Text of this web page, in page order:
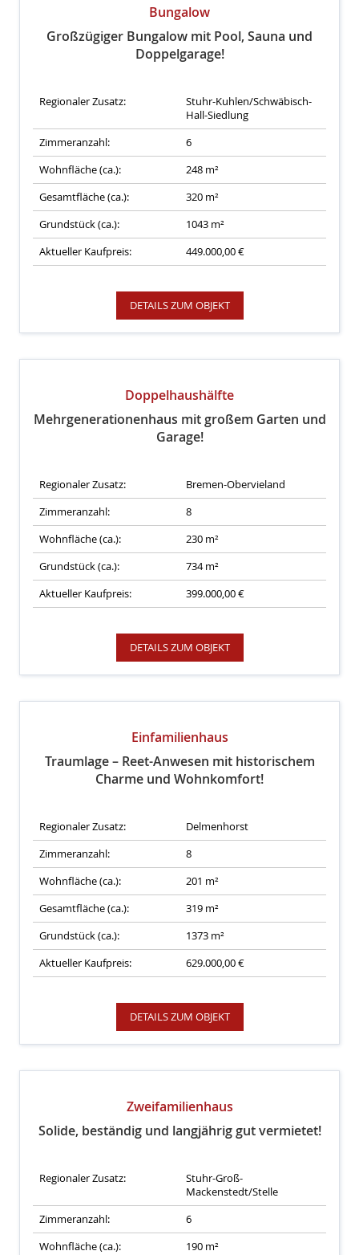
Bungalow
Großzügiger Bungalow mit Pool, Sauna und
Doppelgarage!
Regionaler Zusatz:
Stuhr-Kuhlen/Schwäbisch-
Hall-Siedlung
Zimmeranzahl:
6
Wohnfläche (ca.):
248 m²
Gesamtfläche (ca.):
320 m²
Grundstück (ca.):
1043 m²
Aktueller Kaufpreis:
449.000,00 €
DETAILS ZUM OBJEKT
Doppelhaushälfte
Mehrgenerationenhaus mit großem Garten und
Garage!
Regionaler Zusatz:
Bremen-Obervieland
Zimmeranzahl:
8
Wohnfläche (ca.):
230 m²
Grundstück (ca.):
734 m²
Aktueller Kaufpreis:
399.000,00 €
DETAILS ZUM OBJEKT
Einfamilienhaus
Traumlage – Reet-Anwesen mit historischem
Charme und Wohnkomfort!
Regionaler Zusatz:
Delmenhorst
Zimmeranzahl:
8
Wohnfläche (ca.):
201 m²
Gesamtfläche (ca.):
319 m²
Grundstück (ca.):
1373 m²
Aktueller Kaufpreis:
629.000,00 €
DETAILS ZUM OBJEKT
Zweifamilienhaus
Solide, beständig und langjährig gut vermietet!
Regionaler Zusatz:
Stuhr-Groß-
Mackenstedt/Stelle
Zimmeranzahl:
6
Wohnfläche (ca.):
190 m²